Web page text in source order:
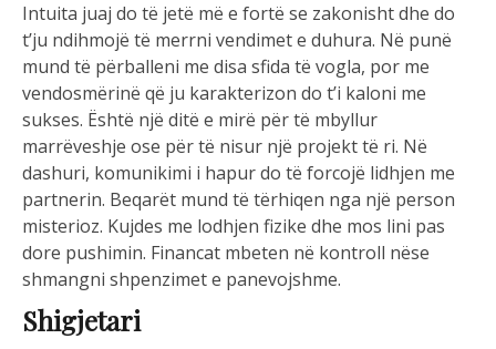
Intuita juaj do të jetë më e fortë se zakonisht dhe do
t’ju ndihmojë të merrni vendimet e duhura. Në punë
mund të përballeni me disa sfida të vogla, por me
vendosmërinë që ju karakterizon do t’i kaloni me
sukses. Është një ditë e mirë për të mbyllur
marrëveshje ose për të nisur një projekt të ri. Në
dashuri, komunikimi i hapur do të forcojë lidhjen me
partnerin. Beqarët mund të tërhiqen nga një person
misterioz. Kujdes me lodhjen fizike dhe mos lini pas
dore pushimin. Financat mbeten në kontroll nëse
shmangni shpenzimet e panevojshme.
Shigjetari